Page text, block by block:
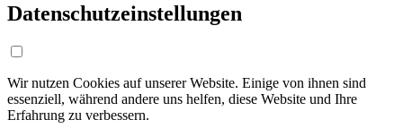
Datenschutzeinstellungen
Wir nutzen Cookies auf unserer Website. Einige von ihnen sind
essenziell, während andere uns helfen, diese Website und Ihre
Erfahrung zu verbessern.